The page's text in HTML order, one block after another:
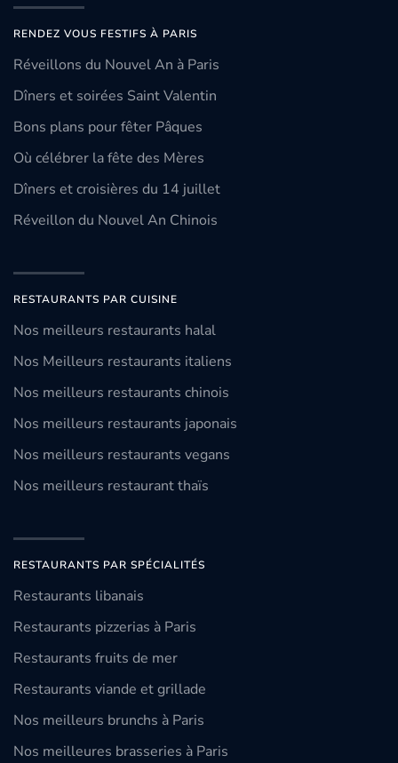
RENDEZ VOUS FESTIFS À PARIS
Réveillons du Nouvel An à Paris
Dîners et soirées Saint Valentin
Bons plans pour fêter Pâques
Où célébrer la fête des Mères
Dîners et croisières du 14 juillet
Réveillon du Nouvel An Chinois
RESTAURANTS PAR CUISINE
Nos meilleurs restaurants halal
Nos Meilleurs restaurants italiens
Nos meilleurs restaurants chinois
Nos meilleurs restaurants japonais
Nos meilleurs restaurants vegans
Nos meilleurs restaurant thaïs
RESTAURANTS PAR SPÉCIALITÉS
Restaurants libanais
Restaurants pizzerias à Paris
Restaurants fruits de mer
Restaurants viande et grillade
Nos meilleurs brunchs à Paris
Nos meilleures brasseries à Paris